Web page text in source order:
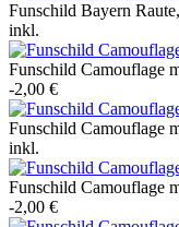
Funschild Bayern
inkl.
Funschild Camouflage
-2,00 €
Funschild Camouflage
inkl.
Funschild Camouflage
-2,00 €